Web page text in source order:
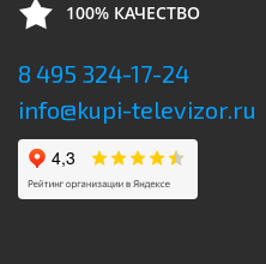
100% КАЧЕСТВО
8 495 324-17-24
info@kupi-televizor.ru